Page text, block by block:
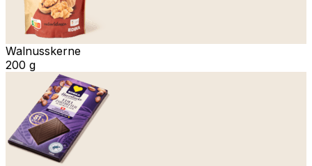
Walnusskerne
200 g